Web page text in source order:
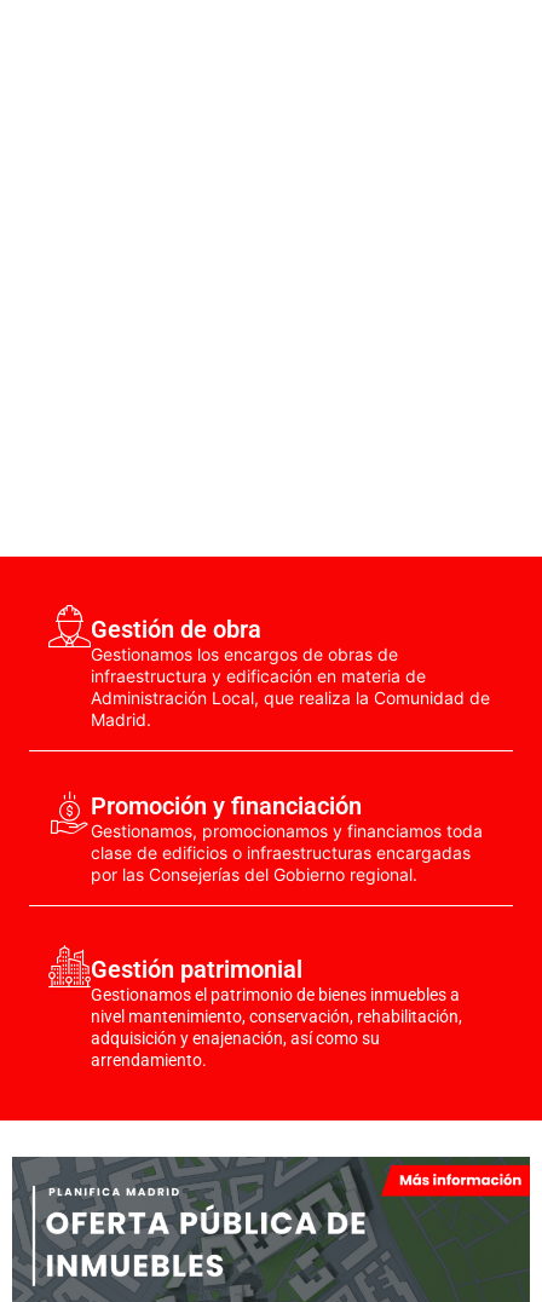
Gestión de obra
Gestionamos los encargos de obras de
infraestructura y edificación en materia de
Administración Local, que realiza la Comunidad de
Madrid.
Promoción y financiación
Gestionamos, promocionamos y financiamos toda
clase de edificios o infraestructuras encargadas
por las Consejerías del Gobierno regional.
Gestión patrimonial
Gestionamos el patrimonio de bienes inmuebles a
nivel mantenimiento, conservación, rehabilitación,
adquisición y enajenación, así como su
arrendamiento.